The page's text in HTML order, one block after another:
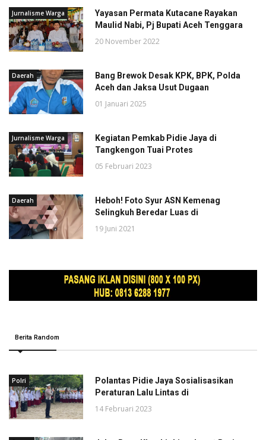
Jurnalisme Warga
Yayasan Permata Kutacane Rayakan
Maulid Nabi, Pj Bupati Aceh Tenggara
20 November 2022
Daerah
Bang Brewok Desak KPK, BPK, Polda
Aceh dan Jaksa Usut Dugaan
01 Januari 2025
Jurnalisme Warga
Kegiatan Pemkab Pidie Jaya di
Tangkengon Tuai Protes
05 Februari 2023
Daerah
Heboh! Foto Syur ASN Kemenag
Selingkuh Beredar Luas di
19 Juni 2021
Berita Random
Polri
Polantas Pidie Jaya Sosialisasikan
Peraturan Lalu Lintas di
14 Februari 2023